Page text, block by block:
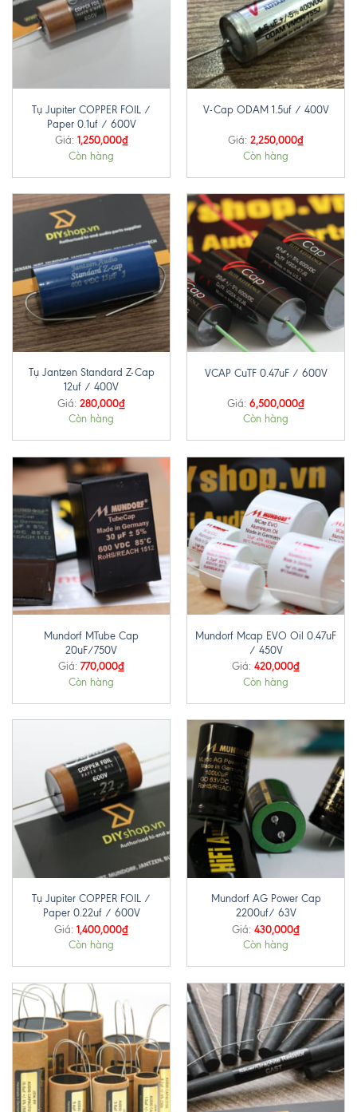
Tụ Jupiter COPPER FOIL /
Paper 0.1uf / 600V
Giá: 1,250,000₫
Còn hàng
V-Cap ODAM 1.5uf / 400V
Giá: 2,250,000₫
Còn hàng
Tụ Jantzen Standard Z-Cap
12uf / 400V
Giá: 280,000₫
Còn hàng
VCAP CuTF 0.47uF / 600V
Giá: 6,500,000₫
Còn hàng
Mundorf MTube Cap
20uF/750V
Giá: 770,000₫
Còn hàng
Mundorf Mcap EVO Oil 0.47uF
/ 450V
Giá: 420,000₫
Còn hàng
Tụ Jupiter COPPER FOIL /
Paper 0.22uf / 600V
Giá: 1,400,000₫
Còn hàng
Mundorf AG Power Cap
2200uf/ 63V
Giá: 430,000₫
Còn hàng